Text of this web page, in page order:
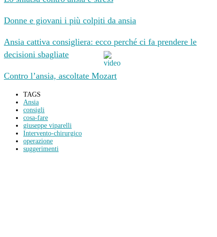
Donne e giovani i più colpiti da ansia
Ansia cattiva consigliera: ecco perché ci fa prendere le
decisioni sbagliate
Contro l’ansia, ascoltate Mozart
TAGS
Ansia
consigli
cosa-fare
giuseppe viparelli
Intervento-chirurgico
operazione
suggerimenti